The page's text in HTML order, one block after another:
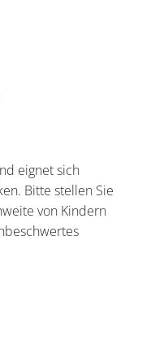
eignet sich
Bitte stellen Sie
von Kindern